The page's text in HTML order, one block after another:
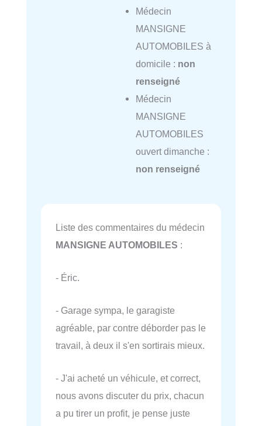
Médecin
MANSIGNE
AUTOMOBILES à
domicile : non
renseigné
Médecin
MANSIGNE
AUTOMOBILES
ouvert dimanche :
non renseigné
Liste des commentaires du médecin
MANSIGNE AUTOMOBILES :
- Éric.
- Garage sympa, le garagiste
agréable, par contre déborder pas le
travail, à deux il s'en sortirais mieux.
- J'ai acheté un véhicule, et correct,
nous avons discuter du prix, chacun
a pu tirer un profit, je pense juste